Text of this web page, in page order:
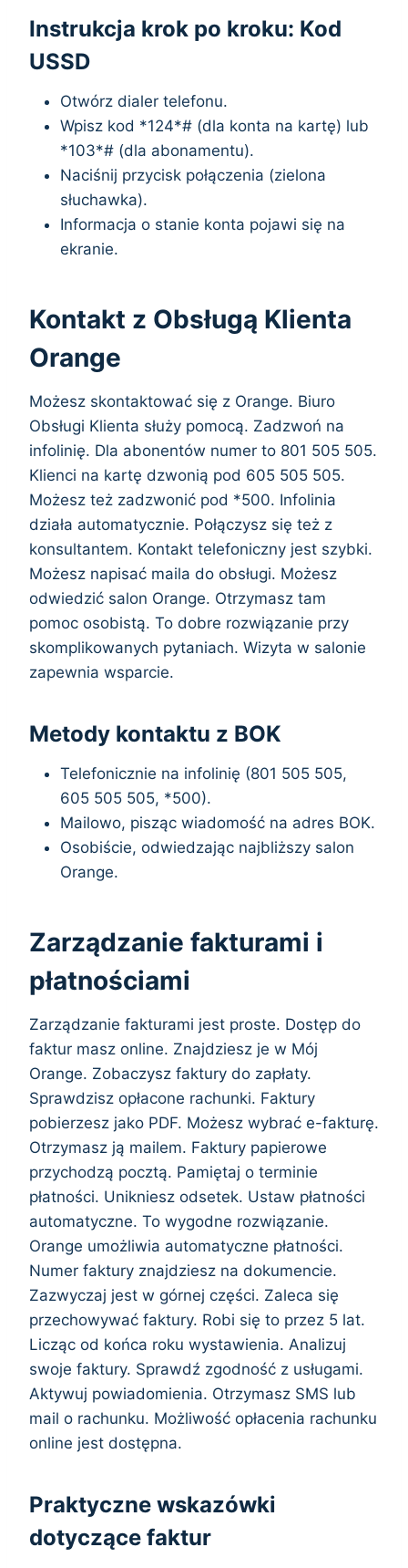
Instrukcja krok po kroku: Kod
USSD
Otwórz dialer telefonu.
Wpisz kod *124*# (dla konta na kartę) lub
*103*# (dla abonamentu).
Naciśnij przycisk połączenia (zielona
słuchawka).
Informacja o stanie konta pojawi się na
ekranie.
Kontakt z Obsługą Klienta
Orange
Możesz skontaktować się z Orange. Biuro
Obsługi Klienta służy pomocą. Zadzwoń na
infolinię. Dla abonentów numer to 801 505 505.
Klienci na kartę dzwonią pod 605 505 505.
Możesz też zadzwonić pod *500. Infolinia
działa automatycznie. Połączysz się też z
konsultantem. Kontakt telefoniczny jest szybki.
Możesz napisać maila do obsługi. Możesz
odwiedzić salon Orange. Otrzymasz tam
pomoc osobistą. To dobre rozwiązanie przy
skomplikowanych pytaniach. Wizyta w salonie
zapewnia wsparcie.
Metody kontaktu z BOK
Telefonicznie na infolinię (801 505 505,
605 505 505, *500).
Mailowo, pisząc wiadomość na adres BOK.
Osobiście, odwiedzając najbliższy salon
Orange.
Zarządzanie fakturami i
płatnościami
Zarządzanie fakturami jest proste. Dostęp do
faktur masz online. Znajdziesz je w Mój
Orange. Zobaczysz faktury do zapłaty.
Sprawdzisz opłacone rachunki. Faktury
pobierzesz jako PDF. Możesz wybrać e-fakturę.
Otrzymasz ją mailem. Faktury papierowe
przychodzą pocztą. Pamiętaj o terminie
płatności. Unikniesz odsetek. Ustaw płatności
automatyczne. To wygodne rozwiązanie.
Orange umożliwia automatyczne płatności.
Numer faktury znajdziesz na dokumencie.
Zazwyczaj jest w górnej części. Zaleca się
przechowywać faktury. Robi się to przez 5 lat.
Licząc od końca roku wystawienia. Analizuj
swoje faktury. Sprawdź zgodność z usługami.
Aktywuj powiadomienia. Otrzymasz SMS lub
mail o rachunku. Możliwość opłacenia rachunku
online jest dostępna.
Praktyczne wskazówki
dotyczące faktur